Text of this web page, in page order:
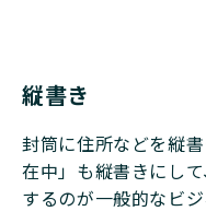
縦書き
封筒に住所などを縦
在中」も縦書きにし
するのが一般的なビジ